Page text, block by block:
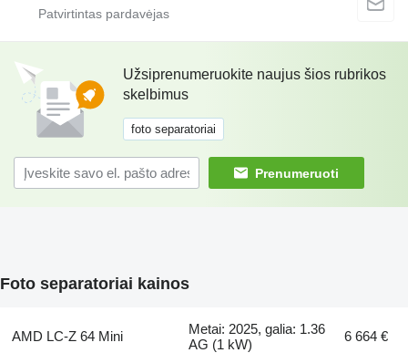
Užsiprenumeruokite naujus šios rubrikos
skelbimus
foto separatoriai
Prenumeruoti
Foto separatoriai kainos
AMD LC-Z 64 Mini
Metai: 2025, galia: 1.36
AG (1 kW)
6 664 €